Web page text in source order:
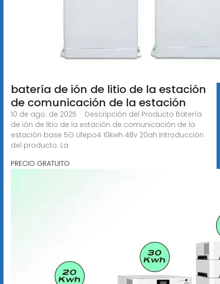
batería de ión de litio de la estación
de comunicación de la estación
10 de ago. de 2025 · Descripción del Producto Batería
de ión de litio de la estación de comunicación de la
estación base 5G Lifepo4 10kwh 48v 20ah Introducción
del producto: La
PRECIO GRATUITO